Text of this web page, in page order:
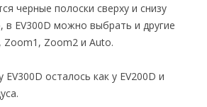
черные полоски сверху и снизу
в EV300D можно выбрать и другие
Zoom2 и Auto.
EV300D осталось как у EV200D и